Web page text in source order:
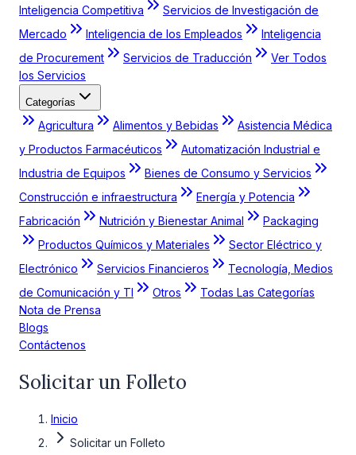
Inteligencia Competitiva
Servicios de Investigación de
Mercado
Inteligencia de los Empleados
Inteligencia
de Procurement
Servicios de Traducción
Ver Todos
los Servicios
Categorías
Agricultura Alimentos y Bebidas
Asistencia Médica
y Productos Farmacéuticos
Automatización Industrial e
Industria de Equipos
Bienes de Consumo y Servicios
Construcción e infraestructura
Energía y Potencia
Fabricación
Nutrición y Bienestar Animal
Packaging
Productos Químicos y Materiales
Sector Eléctrico y
Electrónico
Servicios Financieros
Tecnología, Medios
de Comunicación y TI
Otros
Todas Las Categorías
Nota de Prensa
Blogs
Contáctenos
Solicitar un Folleto
Inicio
Solicitar un Folleto